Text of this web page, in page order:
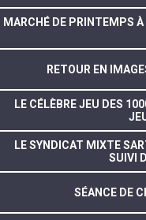
MARCHÉ DE PRINTEMPS À
RETOUR EN
LE CÉLÈBRE JEU DES
LE SYNDICAT MIXTE
SUIVI
SÉANCE DE